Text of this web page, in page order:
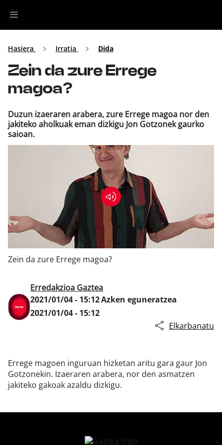
Irratia
Top Gaztea
Podcastak
Musika
Ikus-entzunezkoak
Klisk
Hasiera Irratia Dida
Zein da zure Errege
magoa?
Duzun izaeraren arabera, zure Errege magoa nor den
jakiteko aholkuak eman dizkigu Jon Gotzonek gaurko
saioan.
Zein da zure Errege magoa?
Erredakzioa Gaztea
2021/01/04 - 15:12Azken eguneratzea
2021/01/04 - 15:12
Elkarbanatu
Errege magoen inguruan hizketan aritu gara gaur Jon
Gotzonekin. Izaeraren arabera, nor den asmatzen
jakiteko gakoak azaldu dizkigu.